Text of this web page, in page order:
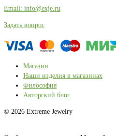
Email: info@exje.ru
Задать вопрос
Магазин
Наши изделия в магазинах
Философия
Авторский блог
© 2026 Extreme Jewelry